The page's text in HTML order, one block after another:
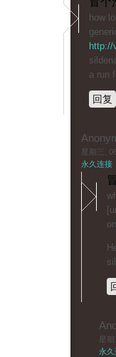
how
http://
a run
回复
星期三,
永久连接
星
永久